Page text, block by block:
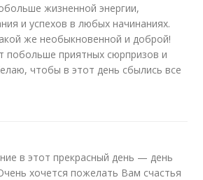
жизненной энергии,
и успехов в любых начинаниях.
же необыкновенной и доброй!
побольше приятных сюрпризов и
чтобы в этот день сбылись все
в этот прекрасный день — день
хочется пожелать Вам счастья